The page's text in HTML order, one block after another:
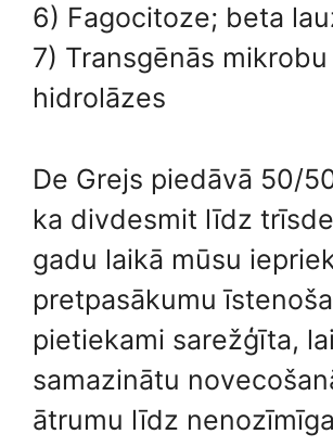
6) Fagocitoze; beta
7) Transgēnās mikrobu
hidrolāzes
De Grejs piedāvā 50/
ka divdesmit līdz
gadu laikā mūsu
pretpasākumu
pietiekami sarežģīta, lai
samazinātu
ātrumu līdz